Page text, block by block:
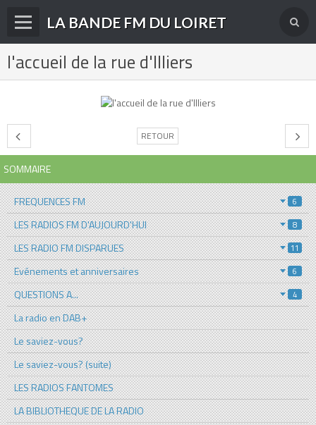
LA BANDE FM DU LOIRET
Accueil
radios actuelles
La radio en DAB+
archives
derniéres infos
Livre d'or du site
Contact
l'accueil de la rue d'Illiers
RETOUR
SOMMAIRE
FREQUENCES FM 6
LES RADIOS FM D'AUJOURD'HUI 8
LES RADIO FM DISPARUES 11
Evénements et anniversaires 6
QUESTIONS A... 4
La radio en DAB+
Le saviez-vous?
Le saviez-vous? (suite)
LES RADIOS FANTOMES
LA BIBLIOTHEQUE DE LA RADIO